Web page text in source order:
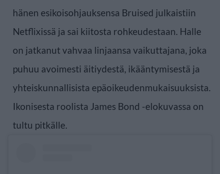
hänen esikoisohjauksensa Bruised julkaistiin
Netflixissä ja sai kiitosta rohkeudestaan. Halle
on jatkanut vahvaa linjaansa vaikuttajana, joka
puhuu avoimesti äitiydestä, ikääntymisestä ja
yhteiskunnallisista epäoikeudenmukaisuuksista.
Ikonisesta roolista James Bond -elokuvassa on
tultu pitkälle.